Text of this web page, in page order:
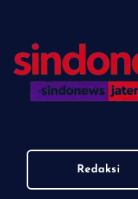
Redaksi